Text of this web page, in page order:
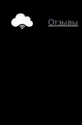
Отзывы